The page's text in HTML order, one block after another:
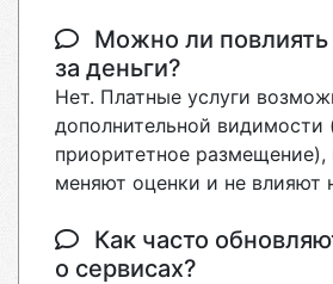
Можно ли повлиять
за деньги?
Нет. Платные услуги
дополнительной видимости
приоритетное размещение),
меняют оценки и не влияют
Как часто
о сервисах?